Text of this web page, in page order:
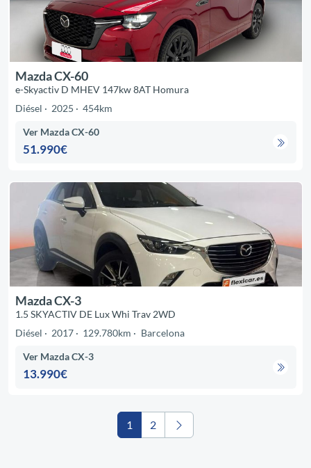
Mazda CX-60
e-Skyactiv D MHEV 147kw 8AT Homura
Diésel
2025 454km
Ver Mazda CX-60
51.990€
Mazda CX-3
1.5 SKYACTIV DE Lux Whi Trav 2WD
Diésel
2017 129.780km Barcelona
Ver Mazda CX-3
13.990€
1 2